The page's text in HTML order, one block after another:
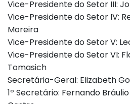
Vice-Presidente do Setor III:
Vice-Presidente do Setor IV:
Moreira
Vice-Presidente do Setor V:
Vice-Presidente do Setor VI:
Tomasich
Secretária-Geral: Elizabeth
1º Secretário: Fernando